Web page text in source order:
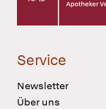
Service
Newsletter
Über uns